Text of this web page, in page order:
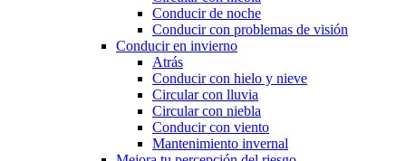
Conducir de noche
Conducir con problemas de visión
Conducir en invierno
Atrás
Conducir con hielo y nieve
Circular con lluvia
Circular con niebla
Conducir con viento
Mantenimiento invernal